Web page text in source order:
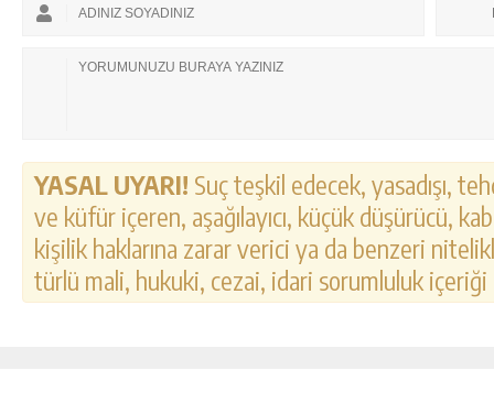
YASAL UYARI! Suç teşkil edecek, yasadışı,
ve küfür içeren, aşağılayıcı, küçük düşürücü,
kişilik haklarına zarar verici ya da benzeri
türlü mali, hukuki, cezai, idari sorumluluk